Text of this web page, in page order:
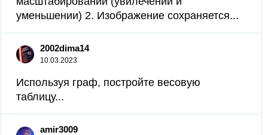
уменьшении) 2. Изображение сохраняется...
2002dima14
10.03.2023
Используя граф, постройте весовую
таблицу...
amir3009